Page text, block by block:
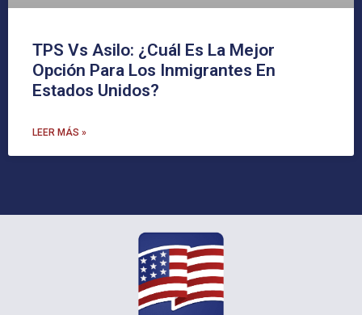
TPS Vs Asilo: ¿Cuál Es La Mejor
Opción Para Los Inmigrantes En
Estados Unidos?
LEER MÁS »